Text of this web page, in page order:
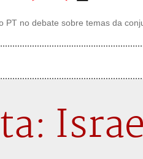
PT no debate sobre temas da